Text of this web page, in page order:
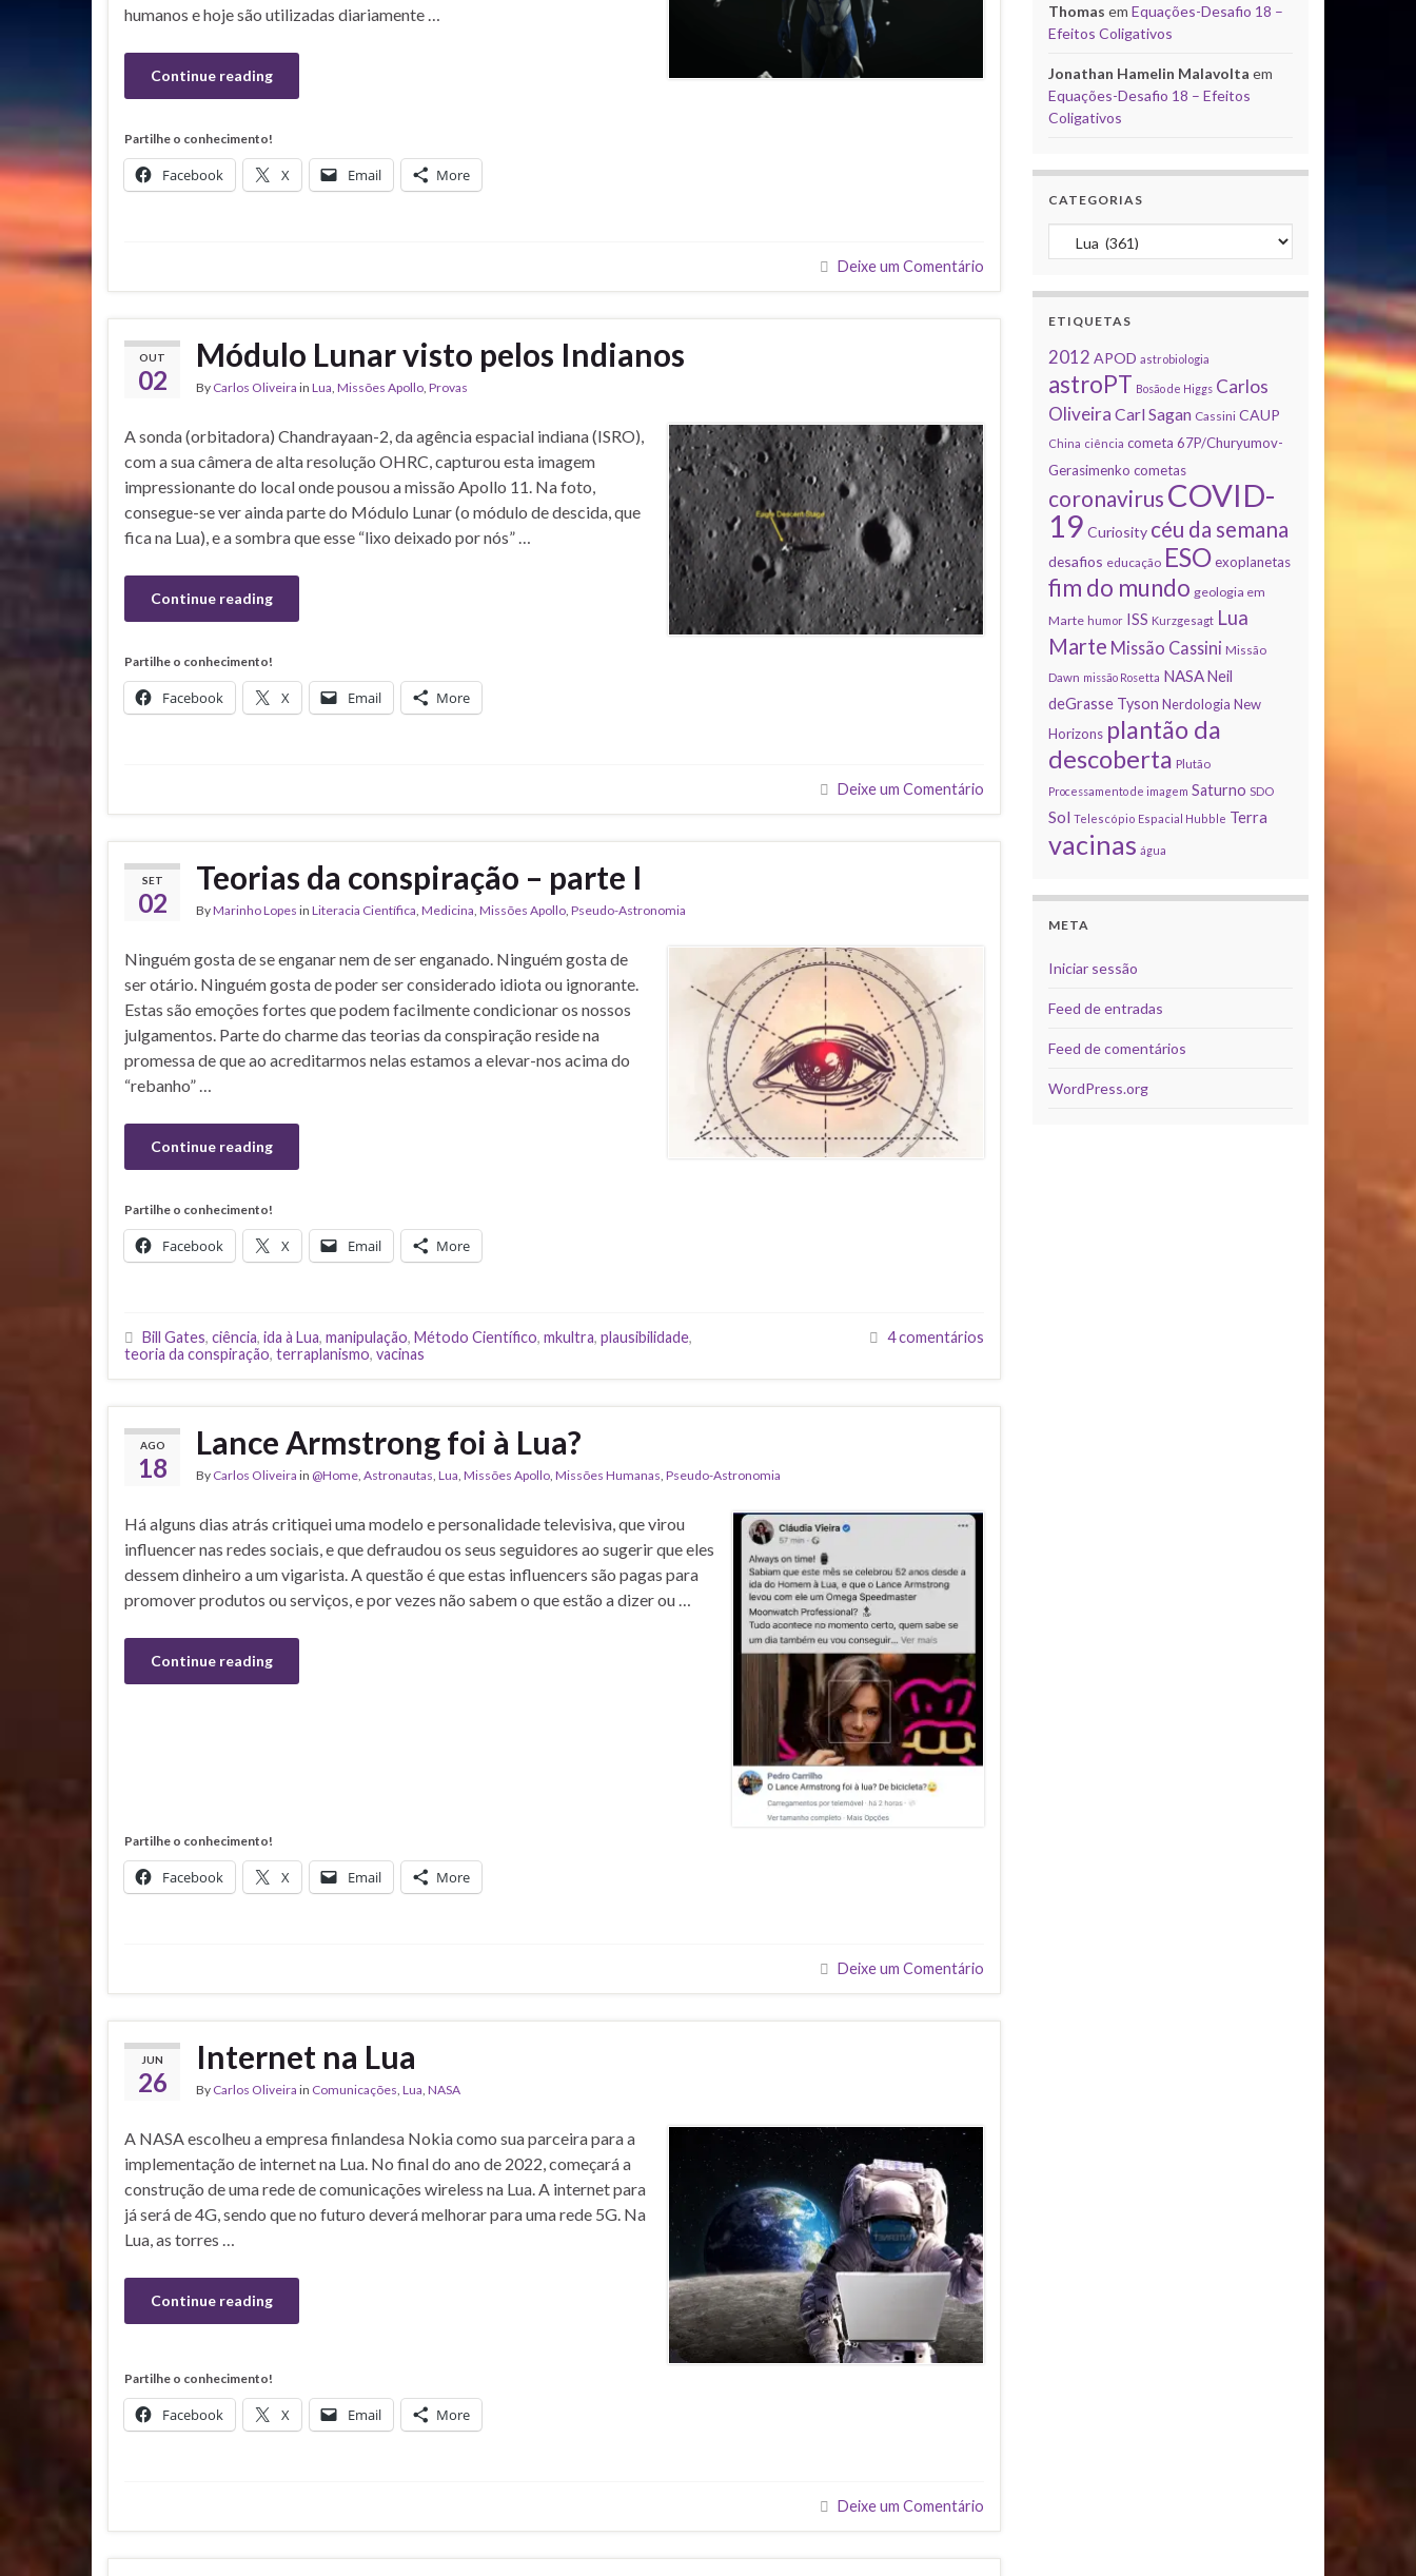
humanos e hoje são utilizadas diariamente …
Continue reading
Partilhe o conhecimento!
Facebook X Email More
Deixe um Comentário
OUT
02
Módulo Lunar visto pelos Indianos
By Carlos Oliveira in Lua, Missões Apollo, Provas
A sonda (orbitadora) Chandrayaan-2, da agência espacial indiana (ISRO),
com a sua câmera de alta resolução OHRC, capturou esta imagem
impressionante do local onde pousou a missão Apollo 11. Na foto,
consegue-se ver ainda parte do Módulo Lunar (o módulo de descida, que
fica na Lua), e a sombra que esse “lixo deixado por nós” …
Continue reading
Partilhe o conhecimento!
Facebook X Email More
Deixe um Comentário
SET
02
Teorias da conspiração – parte I
ByMarinho Lopes in Literacia Científica, Medicina, Missões Apollo, Pseudo-Astronomia
Ninguém gosta de se enganar nem de ser enganado. Ninguém gosta de
ser otário. Ninguém gosta de poder ser considerado idiota ou ignorante.
Estas são emoções fortes que podem facilmente condicionar os nossos
julgamentos. Parte do charme das teorias da conspiração reside na
promessa de que ao acreditarmos nelas estamos a elevar-nos acima do
“rebanho” …
Continue reading
Partilhe o conhecimento!
Facebook X Email More
Bill Gates, ciência, ida à Lua, manipulação, Método Científico, mkultra, plausibilidade,
teoria da conspiração, terraplanismo, vacinas
4 comentários
AGO
18
Lance Armstrong foi à Lua?
By Carlos Oliveira in @Home, Astronautas, Lua, Missões Apollo, Missões Humanas, Pseudo-Astronomia
Há alguns dias atrás critiquei uma modelo e personalidade televisiva, que virou
influencer nas redes sociais, e que defraudou os seus seguidores ao sugerir que eles
dessem dinheiro a um vigarista. A questão é que estas influencers são pagas para
promover produtos ou serviços, e por vezes não sabem o que estão a dizer ou …
Continue reading
Partilhe o conhecimento!
Facebook X Email More
Deixe um Comentário
JUN
26
Internet na Lua
By Carlos Oliveira in Comunicações, Lua, NASA
A NASA escolheu a empresa finlandesa Nokia como sua parceira para a
implementação de internet na Lua. No final do ano de 2022, começará a
construção de uma rede de comunicações wireless na Lua. A internet para
já será de 4G, sendo que no futuro deverá melhorar para uma rede 5G. Na
Lua, as torres …
Continue reading
Partilhe o conhecimento!
Facebook X Email More
Deixe um Comentário
Thomas em Equações-Desafio 18 –
Efeitos Coligativos
Jonathan Hamelin Malavolta em
Equações-Desafio 18 – Efeitos
Coligativos
CATEGORIAS
Categorias
ETIQUETAS
2012 APOD astrobiologia
astroPT Bosão de Higgs Carlos
Oliveira Carl Sagan Cassini CAUP
China ciência cometa 67P/Churyumov-
Gerasimenko cometas
coronavirus COVID-
19 Curiosity céu da semana
desafios educação ESO exoplanetas
fim do mundo geologia em
Marte humor ISS Kurzgesagt Lua
Marte Missão Cassini Missão
Dawn missão Rosetta NASA Neil
deGrasse Tyson Nerdologia New
Horizons plantão da
descoberta Plutão
Processamento de imagem Saturno SDO
Sol Telescópio Espacial Hubble Terra
vacinas água
META
Iniciar sessão
Feed de entradas
Feed de comentários
WordPress.org